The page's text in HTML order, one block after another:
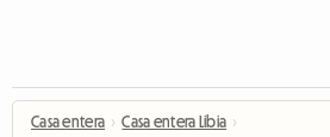
Casa entera › Casa entera Libia ›